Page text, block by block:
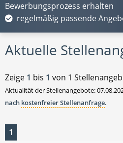
Bewerbungsprozess erhalten
regelmäßig passende
Aktuelle
Zeige 1 bis 1 von 1
Aktualität der Stellenangebote:
nach kostenfreier Stellenanfrage.
1